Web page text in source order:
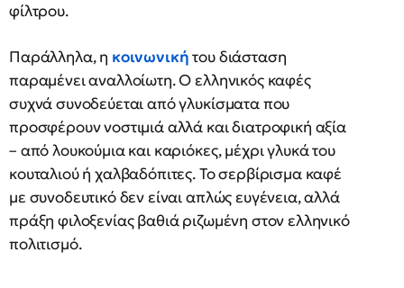
φίλτρου.
Παράλληλα, η κοινωνικήτου διάσταση
παραμένει αναλλοίωτη. Ο ελληνικός καφές
συχνά συνοδεύεται από γλυκίσματα που
προσφέρουν νοστιμιά αλλά και διατροφική αξία
– από λουκούμια και καριόκες, μέχρι γλυκά του
κουταλιού ή χαλβαδόπιτες. Το σερβίρισμα καφέ
με συνοδευτικό δεν είναι απλώς ευγένεια, αλλά
πράξη φιλοξενίας βαθιά ριζωμένη στον ελληνικό
πολιτισμό.